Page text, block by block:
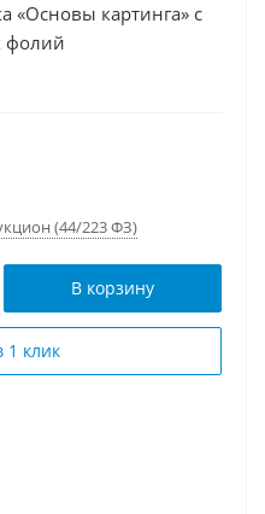
«Основы картинга» с
фолий
(44/223 ФЗ)
В корзину
1 клик